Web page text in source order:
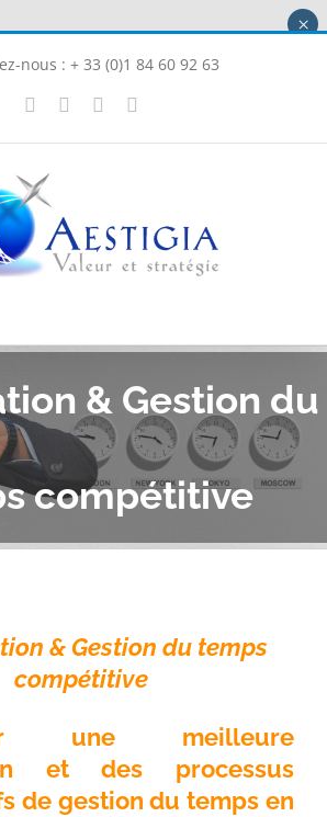
nous : + 33 (0)1 84 60 92 63
LinkedInInstagram
& Gestion du
compétitive
& Gestion du temps
compétitive
une meilleure
et des processus
de gestion du temps en
×